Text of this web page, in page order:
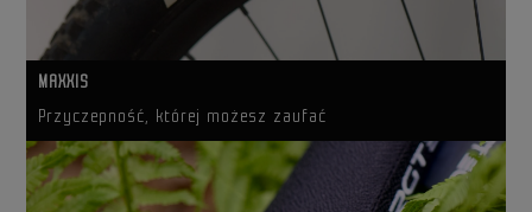
MAXXIS
Przyczepność, której możesz zaufać